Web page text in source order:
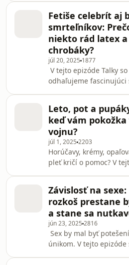
mení n
rozoberáme po-
sa deje s tvojím
cítiš ako vyžmýkaný a
eufórie späť bez toho,
prevalcovala
ChatGPT
Fetiše celebrít aj
smrteľníkov:
niekto rád latex a
chrobáky?
júl 20, 2025 1877
V tejto epizóde Talky
odhaľujeme fascinujúci
Veronikou Ragan. Kde
začína závislosť? A sme
svojimi úchylkami fakt
Hollywood?
Leto, pot a
keď vám
vojnu?
júl 1, 2025 2203
Horúčavy, krémy,
pleť kričí o pomoc? V
bez paniky a kedy je
fotku dermatológovi
tom, ako využiť benefit
poisťovne Dôvera –
online.
Závislosť na sexe:
rozkoš prestane
a stane sa
jún 23, 2025 2816
Sex by mal byť
únikom. V tejto epizóde